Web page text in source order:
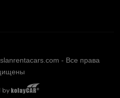
- Все права